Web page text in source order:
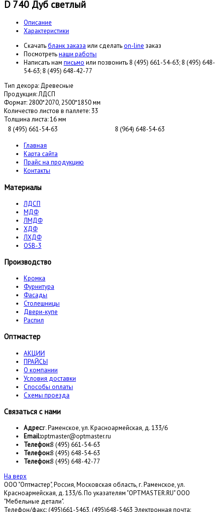
D 740 Дуб светлый
Описание
Характеристики
Cкачатьбланк заказа или сделатьon-line заказ
Посмотретьнаши работы
Написать нам письмо или позвонить 8 (495) 661-54-63; 8 (495) 648-
54-63; 8 (495) 648-42-77
Тип декора: Древесные
Продукция:ЛДСП
Формат: 2800*2070, 2500*1850 мм
Количество листов в паллете: 33
Толщина листа:16 мм
8 (495) 661-54-63
8 (964) 648-54-63
Главная
Карта сайта
Прайс на продукцию
Контакты
Материалы
ЛДСП
МДФ
ЛМДФ
ХДФ
ЛХДФ
OSB-3
Производство
Кромка
Фурнитура
Фасады
Столешницы
Двери-купе
Распил
Оптмастер
АКЦИИ
ПРАЙСЫ
О компании
Условия доставки
Способы оплаты
Схемы проезда
Связаться с нами
Адрес:г. Раменское, ул. Красноармейская, д. 133/6
Email:optmaster@optmaster.ru
Телефон:8 (495) 661-54-63
Телефон:8 (495) 648-54-63
Телефон:8 (495) 648-42-77
На верх
ООО "Оптмастер", Россия, Московская область, г. Раменское, ул.
Красноармейская, д. 133/6. По указателям "OPTMASTER.RU" ООО
"Мебельные детали".
Телефон/факс: (495)661-5463, (495)648-5463 Электронная почта: